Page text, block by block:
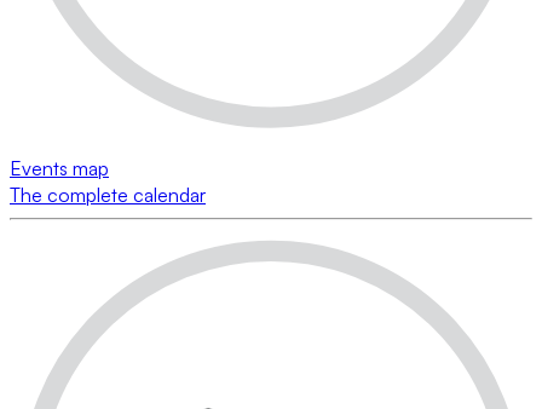
Events map
The complete calendar